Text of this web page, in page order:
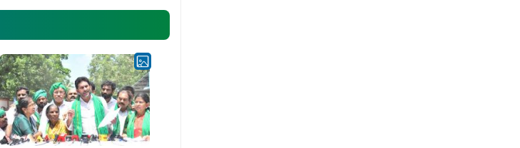
ఎమ్మెల్యేలు, ఎంపీల స‌మావేశం